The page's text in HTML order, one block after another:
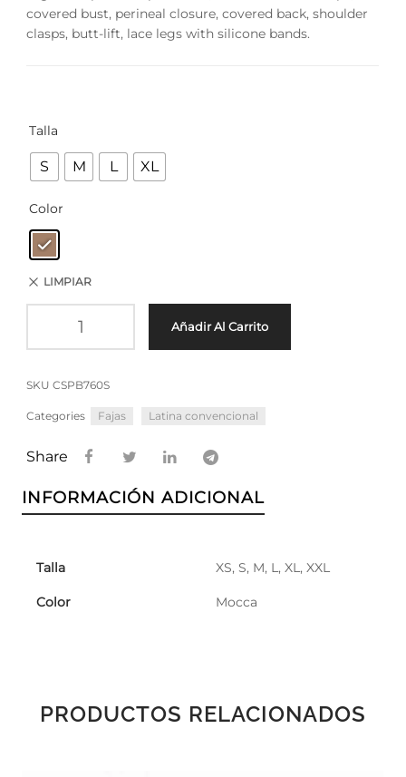
covered bust, perineal closure, covered back, shoulder
clasps, butt-lift, lace legs with silicone bands.
Talla
S M L XL
Color
LIMPIAR
Añadir Al Carrito
SKU CSPB760S
Categories Fajas Latina convencional
Share
INFORMACIÓN ADICIONAL
Talla XS, S, M, L, XL, XXL
Color Mocca
PRODUCTOS RELACIONADOS